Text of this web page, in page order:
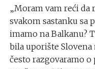
„Moram vam reći da
svakom sastanku sa
imamo na Balkanu?
bila uporište Slovena
često razgovaramo